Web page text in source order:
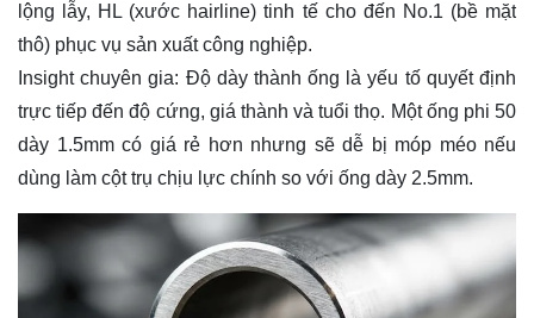
lộng lẫy, HL (xước hairline) tinh tế cho đến No.1 (bề mặt
thô) phục vụ sản xuất công nghiệp.
Insight chuyên gia: Độ dày thành ống là yếu tố quyết định
trực tiếp đến độ cứng, giá thành và tuổi thọ. Một ống phi 50
dày 1.5mm có giá rẻ hơn nhưng sẽ dễ bị móp méo nếu
dùng làm cột trụ chịu lực chính so với ống dày 2.5mm.